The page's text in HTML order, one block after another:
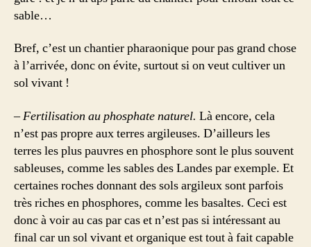
sable…
Bref, c’est un chantier pharaonique pour pas grand chose
à l’arrivée, donc on évite, surtout si on veut cultiver un
sol vivant !
– Fertilisation au phosphate naturel. Là encore, cela
n’est pas propre aux terres argileuses. D’ailleurs les
terres les plus pauvres en phosphore sont le plus souvent
sableuses, comme les sables des Landes par exemple. Et
certaines roches donnant des sols argileux sont parfois
très riches en phosphores, comme les basaltes. Ceci est
donc à voir au cas par cas et n’est pas si intéressant au
final car un sol vivant et organique est tout à fait capable